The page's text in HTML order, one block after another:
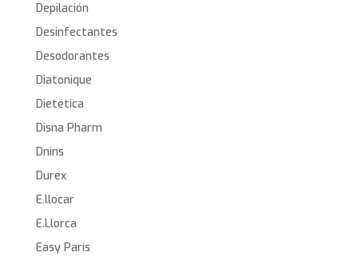
Depilación
Desinfectantes
Desodorantes
Diatonique
Dietética
Disna Pharm
Dnins
Durex
E.llocar
E.Llorca
Easy Paris